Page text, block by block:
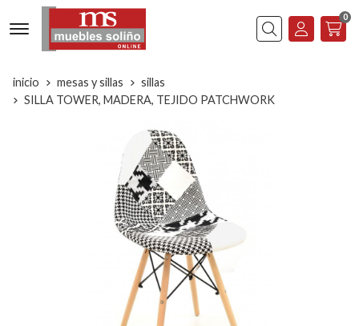
Buscar
0
inicio mesas y sillas
sillas
SILLA TOWER, MADERA, TEJIDO PATCHWORK